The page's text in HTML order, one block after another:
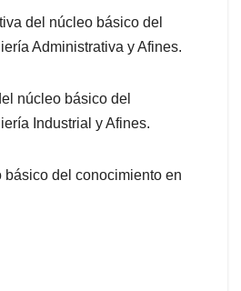
del núcleo básico del
Administrativa y Afines.
núcleo básico del
Industrial y Afines.
del conocimiento en